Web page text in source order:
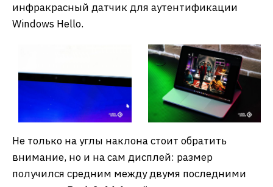
инфракрасный датчик для аутентификации
Windows Hello.
Не только на углы наклона стоит обратить
внимание, но и на сам дисплей: размер
получился средним между двумя последними